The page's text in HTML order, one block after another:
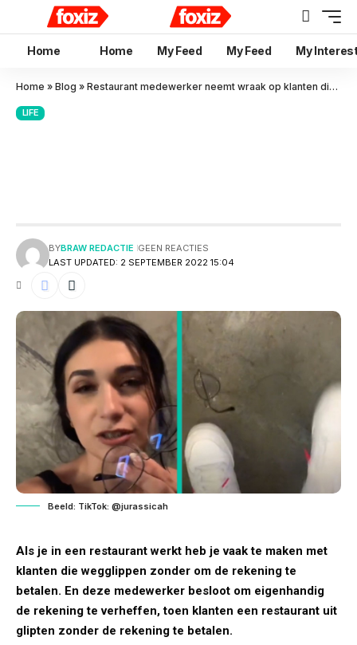
Home Home My Feed My Feed My
Home » Blog » Restaurant medewerker neemt wraak op klanten die vertrokken zonder te betalen
LIFE
LAST UPDATED: 2 SEPTEMBER 2022 15:04
BYBRAW REDACTIE GEEN REACTIES
Beeld: TikTok: @jurassicah
Als je in een restaurant werkt heb je vaak te maken met
klanten die wegglippen zonder om de rekening te
betalen. En deze medewerker besloot om eigenhandig
de rekening te verheffen, toen klanten een restaurant uit
glipten zonder de rekening te betalen.